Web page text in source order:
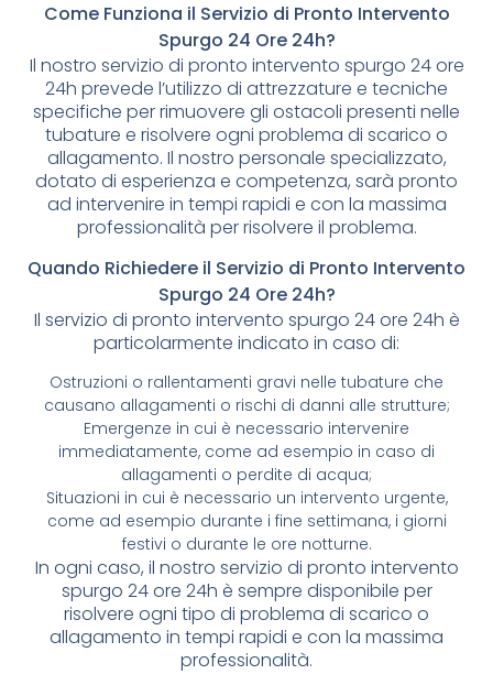
Come Funziona il Servizio di Pronto Intervento
Spurgo 24 Ore 24h?
Il nostro servizio di pronto intervento spurgo 24 ore
24h prevede l’utilizzo di attrezzature e tecniche
specifiche per rimuovere gli ostacoli presenti nelle
tubature e risolvere ogni problema di scarico o
allagamento. Il nostro personale specializzato,
dotato di esperienza e competenza, sarà pronto
ad intervenire in tempi rapidi e con la massima
professionalità per risolvere il problema.
Quando Richiedere il Servizio di Pronto Intervento
Spurgo 24 Ore 24h?
Il servizio di pronto intervento spurgo 24 ore 24h è
particolarmente indicato in caso di:
Ostruzioni o rallentamenti gravi nelle tubature che
causano allagamenti o rischi di danni alle strutture;
Emergenze in cui è necessario intervenire
immediatamente, come ad esempio in caso di
allagamenti o perdite di acqua;
Situazioni in cui è necessario un intervento urgente,
come ad esempio durante i fine settimana, i giorni
festivi o durante le ore notturne.
In ogni caso, il nostro servizio di pronto intervento
spurgo 24 ore 24h è sempre disponibile per
risolvere ogni tipo di problema di scarico o
allagamento in tempi rapidi e con la massima
professionalità.